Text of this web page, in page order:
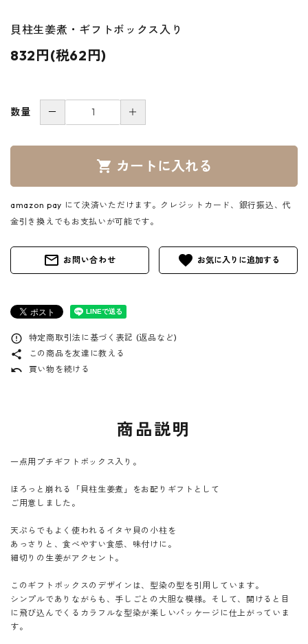
貝柱生姜煮・ギフトボックス入り
832円(税62円)
数量 － ＋
shopping_cart カートに入れる
amazon pay にて決済いただけます。クレジットカード、銀行振込、代
金引き換えでもお支払いが可能です。
mail_outline お問い合わせ favorite
error_outline 特定商取引法に基づく表記 (返品など)
share この商品を友達に教える
undo 買い物を続ける
商品説明
一点用プチギフトボックス入り。
ほろっと崩れる「貝柱生姜煮」をお配りギフトとして
ご用意しました。
天ぷらでもよく使われるイタヤ貝の小柱を
あっさりと、食べやすい食感、味付けに。
細切りの生姜がアクセント。
このギフトボックスのデザインは、型染の型を引用しています。
シンプルでありながらも、手しごとの大胆な模様。そして、開けると目
に飛び込んでくるカラフルな型染が楽しいパッケージに仕上がっていま
す。